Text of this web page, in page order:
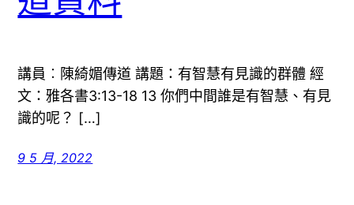
講員︰陳綺媚傳道 講題：有智慧有見識的群體 經
文：雅各書3:13-18 13 你們中間誰是有智慧、有見
識的呢？ […]
9 5 月, 2022